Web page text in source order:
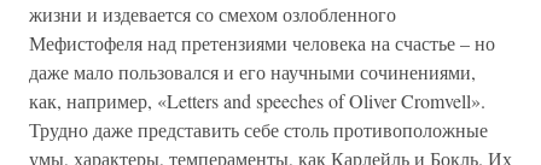
жизни и издевается со смехом озлобленного
Мефистофеля над претензиями человека на счастье – но
даже мало пользовался и его научными сочинениями,
как, например, «Letters and speeches of Oliver Cromvell».
Трудно даже представить себе столь противоположные
умы, характеры, темпераменты, как Карлейль и Бокль. Их